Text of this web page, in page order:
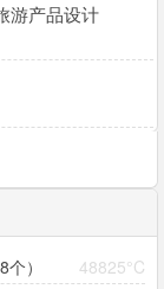
游产品设计
48825°C
）